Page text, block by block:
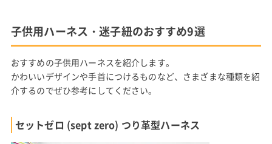
子供用ハーネス・迷子紐のおすすめ9選
おすすめの子供用ハーネスを紹介します。
かわいいデザインや手首につけるものなど、さまざまな種類を紹
介するのでぜひ参考にしてください。
セットゼロ (sept zero) つり革型ハーネス